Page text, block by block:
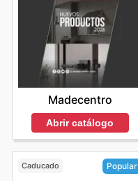
Madecentro
Abrir catálogo
Caducado Popular